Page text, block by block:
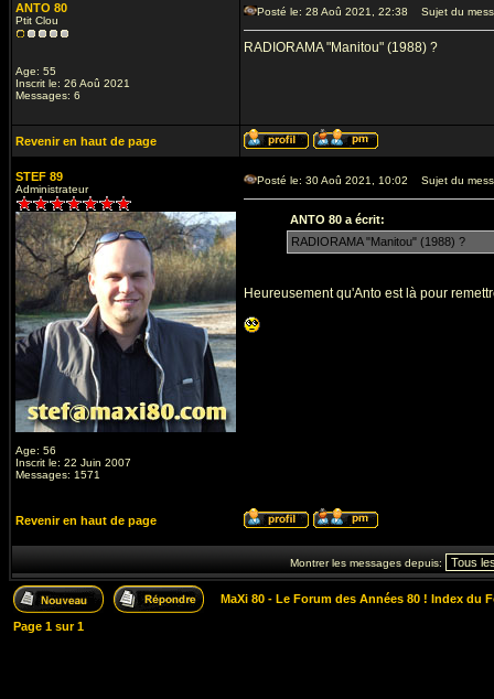
ANTO 80
Ptit Clou
Age: 55
Inscrit le: 26 Aoû 2021
Messages: 6
Posté le: 28 Aoû 2021, 22:38 Sujet du
RADIORAMA "Manitou" (1988) ?
Revenir en haut de page
STEF 89
Administrateur
Age: 56
Inscrit le: 22 Juin 2007
Messages: 1571
Posté le: 30 Aoû 2021, 10:02 Sujet du
ANTO 80 a écrit:
RADIORAMA "Manitou" (1988) ?
Heureusement qu'Anto est là pour
Revenir en haut de page
Montrer les messages depuis:
MaXi 80 - Le Forum des Années 80 ! Index du
Page 1 sur1